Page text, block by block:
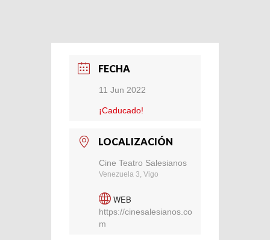
FECHA
11 Jun 2022
¡Caducado!
LOCALIZACIÓN
Cine Teatro Salesianos
Venezuela 3, Vigo
WEB
https://cinesalesianos.co
m